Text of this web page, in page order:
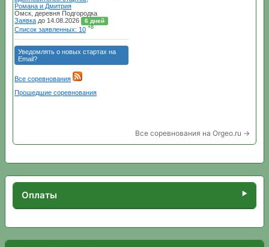
Все соревнования на Orgeo.ru →
Оплаты